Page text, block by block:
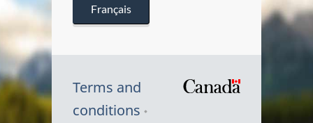
Français
Terms and
conditions
Symbole